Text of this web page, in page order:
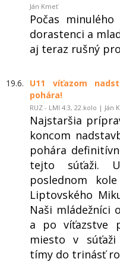
Ján Kmeť
Počas
dorastenci a
aj teraz rušný
19.6.
U11 víťazom
pohára!
RUZ - LMI 4:3, 22.kolo | Ján
Najstaršia
koncom
pohára
tejto súťaži.
poslednom
Liptovského
Naši mládežníci
a po víťazstve
miesto v
tímy do trinásť